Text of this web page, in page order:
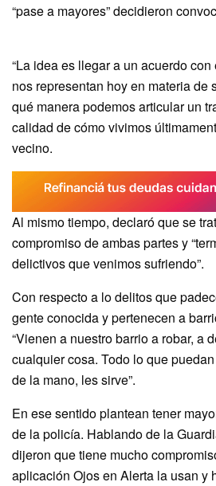
“pase a mayores” decidieron
“La idea es llegar a un acuerdo
nos representan hoy en materia de
qué manera podemos articular un
calidad de cómo vivimos
vecino.
Al mismo tiempo, declaró que se
compromiso de ambas partes y
delictivos que venimos sufriendo”.
Con respecto a lo delitos que
gente conocida y pertenecen a
“Vienen a nuestro barrio a robar, a
cualquier cosa. Todo lo que
de la mano, les sirve”.
En ese sentido plantean tener
de la policía. Hablando de la
dijeron que tiene mucho
aplicación Ojos en Alerta la usan y